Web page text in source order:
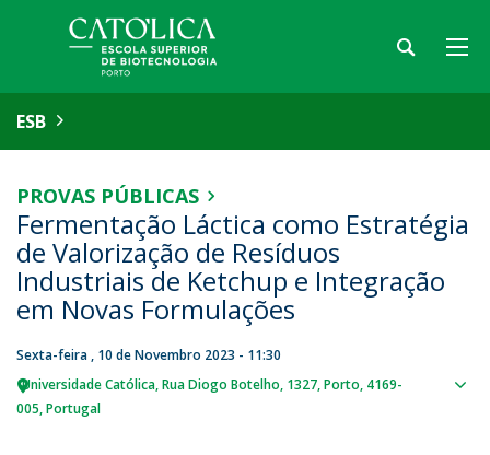
ESB
PROVAS PÚBLICAS
Fermentação Láctica como Estratégia
de Valorização de Resíduos
Industriais de Ketchup e Integração
em Novas Formulações
Sexta-feira , 10 de Novembro 2023 - 11:30
Universidade Católica Rua Diogo Botelho, 1327 Porto 4169-
005 Portugal